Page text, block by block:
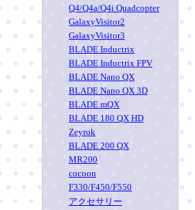
Q4/Q4a/Q4i Quadcopter
GalaxyVisitor2
GalaxyVisitor3
BLADE Inductrix
BLADE Inductrix FPV
BLADE Nano QX
BLADE Nano QX 3D
BLADE mQX
BLADE 180 QX HD
Zeyrok
BLADE 200 QX
MR200
cocoon
F330/F450/F550
アクセサリー